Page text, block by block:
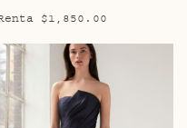
$1,850.00